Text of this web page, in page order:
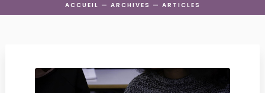
ACCUEIL — ARCHIVES — ARTICLES